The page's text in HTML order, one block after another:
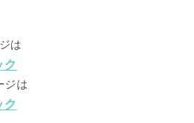
は
ク
ジは
ク